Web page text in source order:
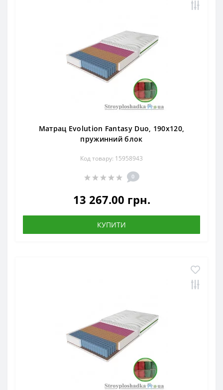
Матрац Evolution Fantasy Duo, 190x120,
пружинний блок
Код товару: 15958943
0
13 267.00 грн.
КУПИТИ